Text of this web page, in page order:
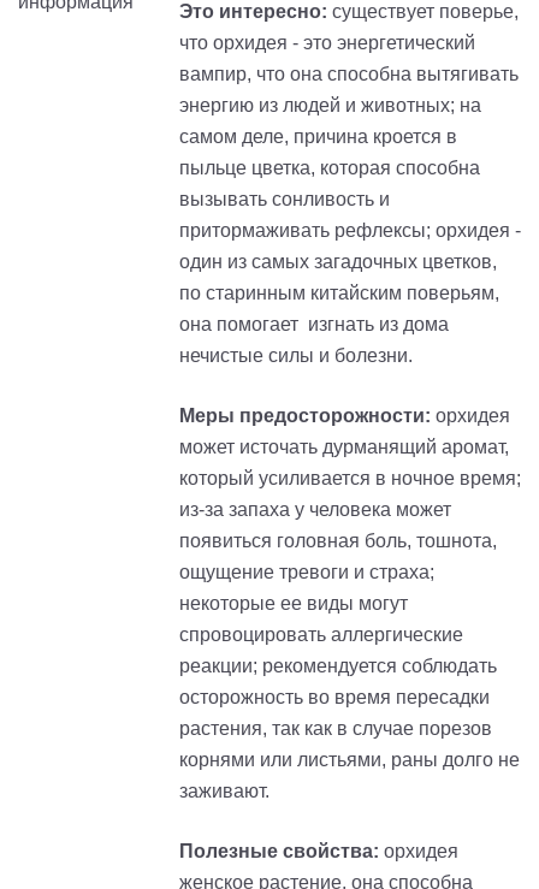
Это интересно: существует поверье,
что орхидея - это энергетический
вампир, что она способна вытягивать
энергию из людей и животных; на
самом деле, причина кроется в
пыльце цветка, которая способна
вызывать сонливость и
притормаживать рефлексы; орхидея -
один из самых загадочных цветков,
по старинным китайским поверьям,
она помогает изгнать из дома
нечистые силы и болезни.
Меры предосторожности: орхидея
может источать дурманящий аромат,
который усиливается в ночное время;
из-за запаха у человека может
появиться головная боль, тошнота,
ощущение тревоги и страха;
некоторые ее виды могут
спровоцировать аллергические
реакции; рекомендуется соблюдать
осторожность во время пересадки
растения, так как в случае порезов
корнями или листьями, раны долго не
заживают.
Полезные свойства: орхидея
женское растение, она способна